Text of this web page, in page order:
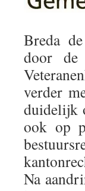
Breda
door de
verder
duidelijk
ook op
Na